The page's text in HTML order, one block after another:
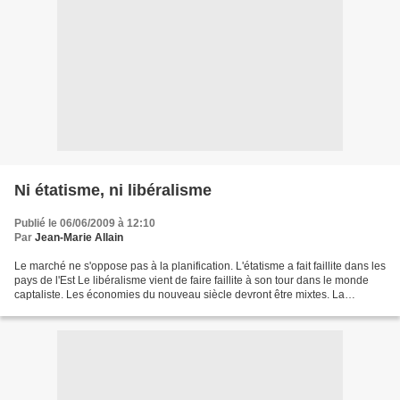
Ni étatisme, ni libéralisme
Publié le 06/06/2009 à 12:10
Par Jean-Marie Allain
Le marché ne s'oppose pas à la planification. L'étatisme a fait faillite dans les
pays de l'Est Le libéralisme vient de faire faillite à son tour dans le monde
captaliste. Les économies du nouveau siècle devront être mixtes. La